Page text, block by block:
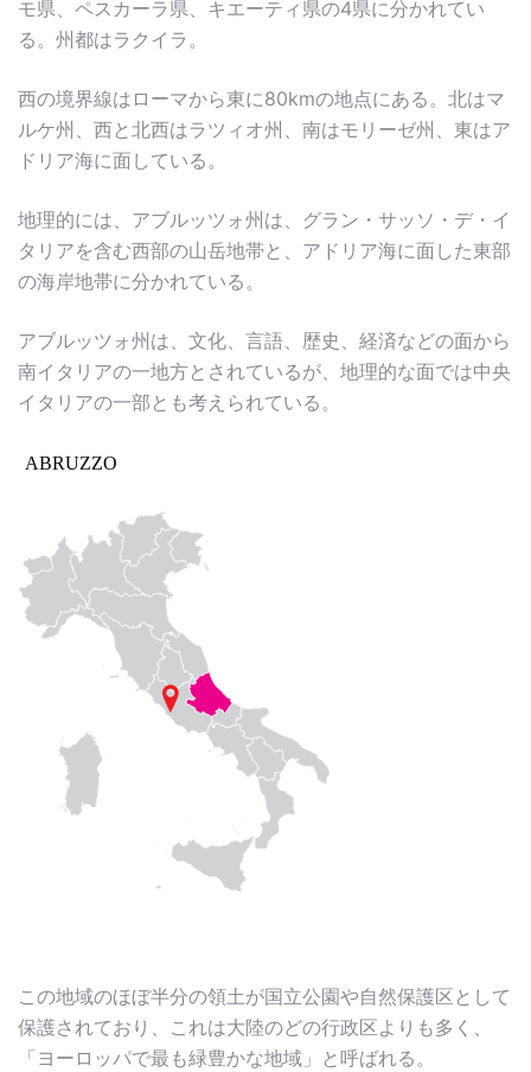
モ県、ペスカーラ県、キエーティ県の4県に分かれてい
る。州都はラクイラ。
西の境界線はローマから東に80kmの地点にある。北はマ
ルケ州、西と北西はラツィオ州、南はモリーゼ州、東はア
ドリア海に面している。
地理的には、アブルッツォ州は、グラン・サッソ・デ・イ
タリアを含む西部の山岳地帯と、アドリア海に面した東部
の海岸地帯に分かれている。
アブルッツォ州は、文化、言語、歴史、経済などの面から
南イタリアの一地方とされているが、地理的な面では中央
イタリアの一部とも考えられている。
この地域のほぼ半分の領土が国立公園や自然保護区として
保護されており、これは大陸のどの行政区よりも多く、
「ヨーロッパで最も緑豊かな地域」と呼ばれる。